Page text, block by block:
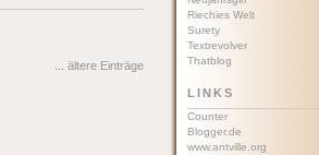
ältere Einträge
Riechies Welt
Surety
Textrevolver
Thatblog
LINKS
Counter
Blogger.de
www.antville.org